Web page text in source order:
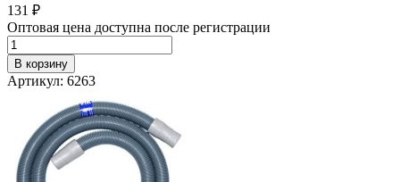
131 ₽
Оптовая цена доступна после регистрации
В корзину
Артикул: 6263